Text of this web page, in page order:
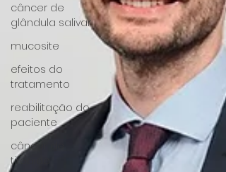
câncer de
glândula salivar
mucosite
efeitos do
tratamento
reabilitação do
paciente
câncer de
tireoide